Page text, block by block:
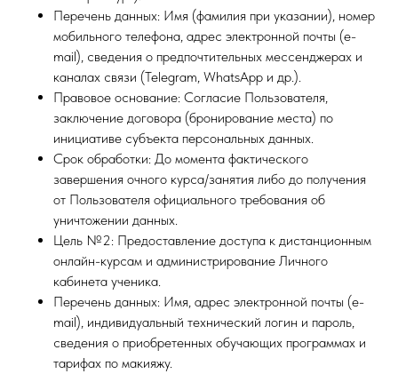
Перечень данных: Имя (фамилия при указании), номер
мобильного телефона, адрес электронной почты (e-
mail), сведения о предпочтительных мессенджерах и
каналах связи (Telegram, WhatsApp и др.).
Правовое основание: Согласие Пользователя,
заключение договора (бронирование места) по
инициативе субъекта персональных данных.
Срок обработки: До момента фактического
завершения очного курса/занятия либо до получения
от Пользователя официального требования об
уничтожении данных.
Цель №2: Предоставление доступа к дистанционным
онлайн-курсам и администрирование Личного
кабинета ученика.
Перечень данных: Имя, адрес электронной почты (e-
mail), индивидуальный технический логин и пароль,
сведения о приобретенных обучающих программах и
тарифах по макияжу.